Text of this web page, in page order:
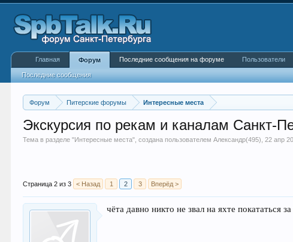
Форум Питерские форумы Интересные места
Экскурсия по рекам и каналам Санкт-
Тема в разделе "Интересные места", создана пользователемАлександр(495) ,22 апр
Страница 2 из 3 < Назад 1 2 3 Вперёд >
чёта давно никто не звал на яхте покататься
Главная Форум
Последние сообщения
Последние сообщения на форуме Пользователи